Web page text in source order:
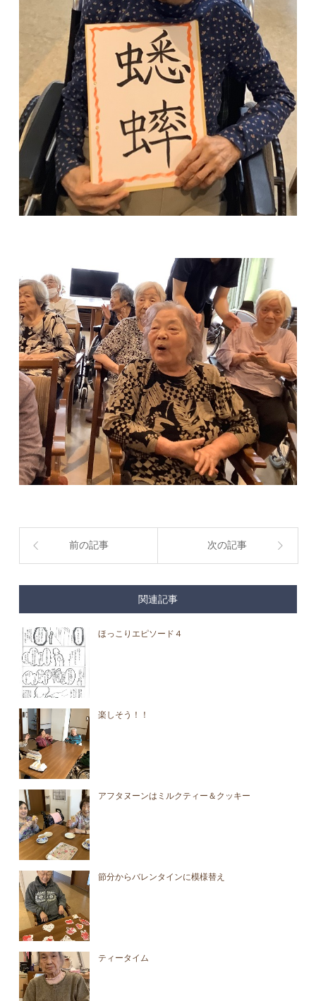
前の記事 次の記事
関連記事
ほっこりエピソード４
楽しそう！！
アフタヌーンはミルクティー＆クッキー
節分からバレンタインに模様替え
ティータイム